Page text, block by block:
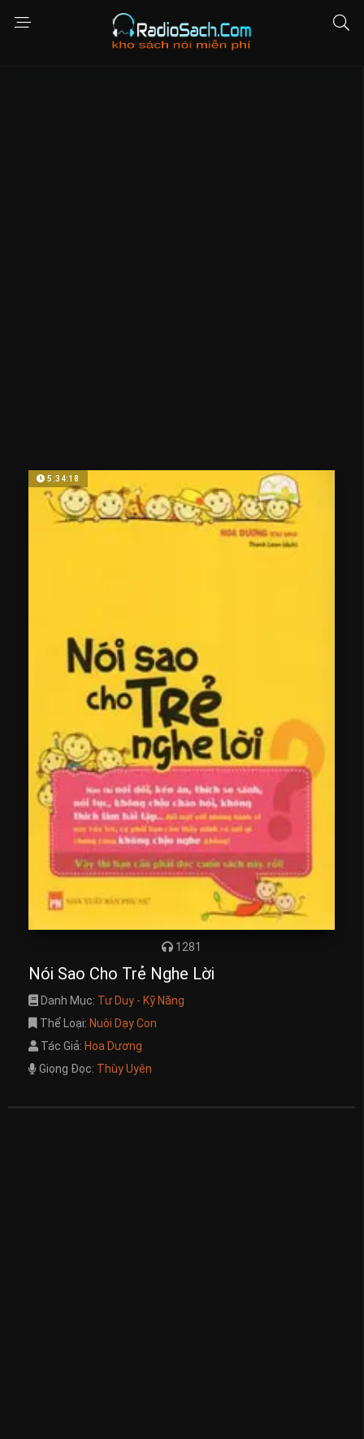
5:34:18
1281
Nói Sao Cho Trẻ Nghe Lời
Danh Mục: Tư Duy - Kỹ Năng
Thể Loại: Nuôi Dạy Con
Tác Giả: Hoa Dương
Giọng Đọc: Thùy Uyên